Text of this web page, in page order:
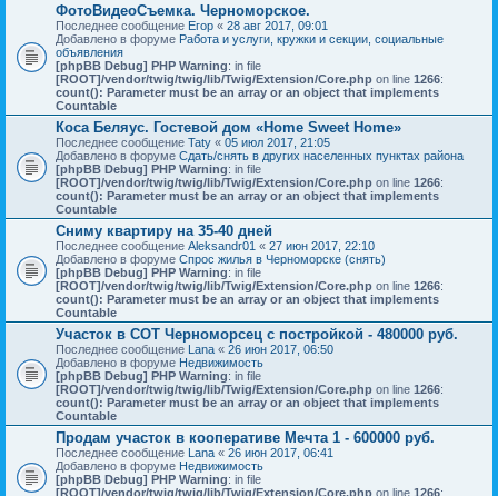
ФотоВидеоСъемка. Черноморское.
Последнее сообщение Егор « 28 авг 2017, 09:01
Добавлено в форуме Работа и услуги, кружки и секции, социальные
объявления
[phpBB Debug] PHP Warning: in file
[ROOT]/vendor/twig/twig/lib/Twig/Extension/Core.php on line 1266:
count(): Parameter must be an array or an object that implements
Countable
Коса Беляус. Гостевой дом «Home Sweet Home»
Последнее сообщение Taty « 05 июл 2017, 21:05
Добавлено в форуме Сдать/снять в других населенных пунктах района
[phpBB Debug] PHP Warning: in file
[ROOT]/vendor/twig/twig/lib/Twig/Extension/Core.php on line 1266:
count(): Parameter must be an array or an object that implements
Countable
Сниму квартиру на 35-40 дней
Последнее сообщение Aleksandr01 « 27 июн 2017, 22:10
Добавлено в форуме Спрос жилья в Черноморске (снять)
[phpBB Debug] PHP Warning: in file
[ROOT]/vendor/twig/twig/lib/Twig/Extension/Core.php on line 1266:
count(): Parameter must be an array or an object that implements
Countable
Участок в СОТ Черноморсец с постройкой - 480000 руб.
Последнее сообщение Lana « 26 июн 2017, 06:50
Добавлено в форуме Недвижимость
[phpBB Debug] PHP Warning: in file
[ROOT]/vendor/twig/twig/lib/Twig/Extension/Core.php on line 1266:
count(): Parameter must be an array or an object that implements
Countable
Продам участок в кооперативе Мечта 1 - 600000 руб.
Последнее сообщение Lana « 26 июн 2017, 06:41
Добавлено в форуме Недвижимость
[phpBB Debug] PHP Warning: in file
[ROOT]/vendor/twig/twig/lib/Twig/Extension/Core.php on line 1266: